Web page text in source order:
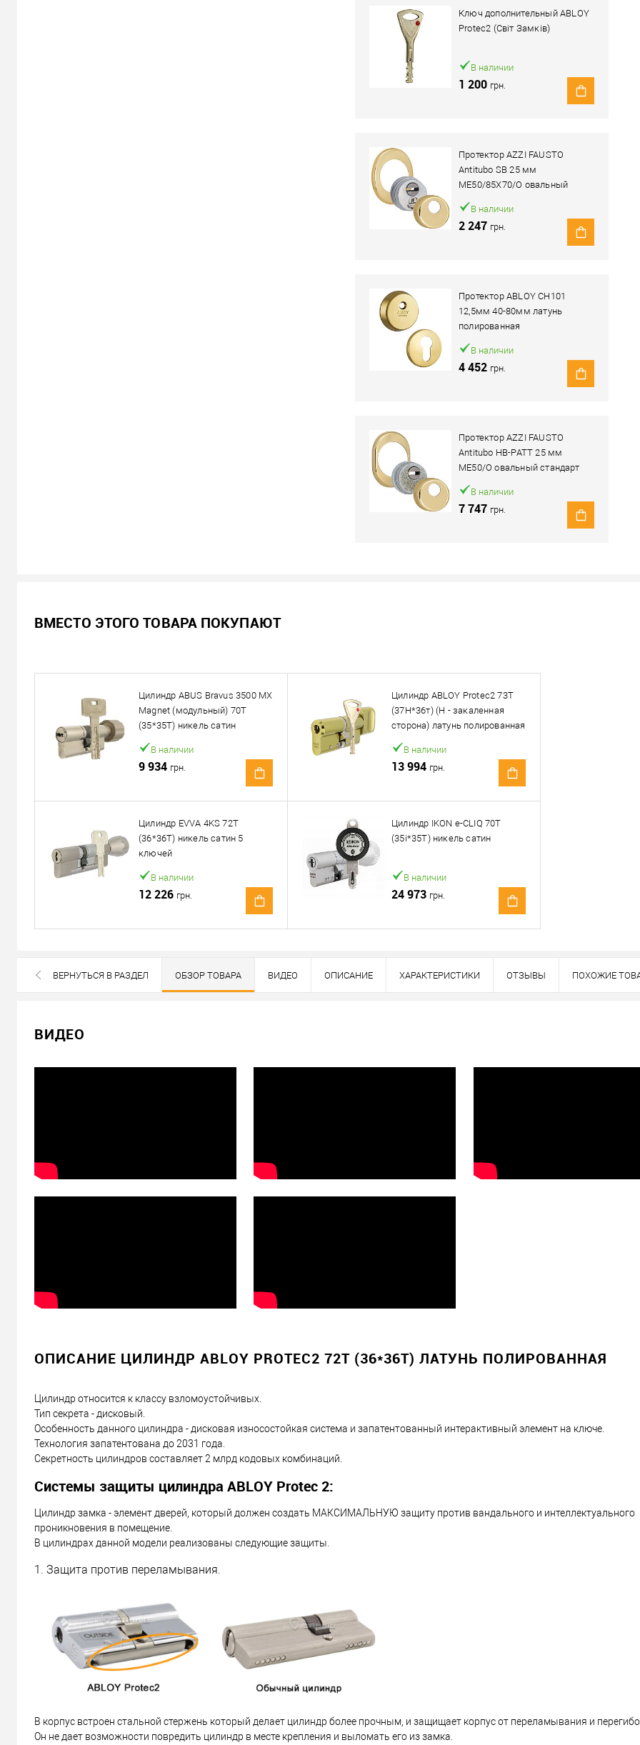
Ключ дополнительный ABLOY
Protec2 (Світ Замків)
В наличии
1 200 грн.
Протектор AZZI FAUSTO
Antitubo SB 25 мм
ME50/85X70/O овальный
широкий латунь
полированный
В наличии
2 247 грн.
Протектор ABLOY CH101
12,5мм 40-80мм латунь
полированная
В наличии
4 452 грн.
Протектор AZZI FAUSTO
Antitubo HB-PATT 25 мм
ME50/O овальный стандарт
латунь полированная
В наличии
7 747 грн.
Кол-во:
В корзину Купить в 1 клик
Можем установить этот товар. Подробности спрашивайте у менеджера.
Оплата
Доставка сердцевин от 4000 грн осуществляется бесплатно
«Новой Почтой» по Украине
Самовывоз
Минимальная сумма заказа 400 грн
Доставка наложенным платежом от 400 грн
ВМЕСТО ЭТОГО ТОВАРА ПОКУПАЮТ
Цилиндр ABUS Bravus 3500 MX
Magnet (модульный) 70T
(35*35T) никель сатин
В наличии
9 934 грн.
Цилиндр ABLOY Protec2 73T
(37H*36т) (H - закаленная
сторона) латунь полированная
В наличии
13 994 грн.
Цилиндр EVVA 4KS 72T
(36*36T) никель сатин 5
ключей
В наличии
12 226 грн.
Цилиндр IKON e-CLIQ 70T
(35i*35T) никель сатин
В наличии
24 973 грн.
ВЕРНУТЬСЯ В РАЗДЕЛ ОБЗОР ТОВАРА ВИДЕО ОПИСАНИЕ ХАРАКТЕРИСТИКИ ОТЗЫВЫ ПОХОЖИЕ
ВИДЕО
ОПИСАНИЕ ЦИЛИНДР ABLOY PROTEC2 72T (36*36T) ЛАТУНЬ ПОЛИРОВАННАЯ
Цилиндр относится к классу взломоустойчивых.
Тип секрета - дисковый.
Особенность данного цилиндра - дисковая износостойкая система и запатентованный интерактивный элемент на ключе.
Технология запатентована до 2031 года.
Секретность цилиндров составляет 2 млрд кодовых комбинаций.
Системы защиты цилиндра ABLOY Protec 2:
Цилиндр замка - элемент дверей, который должен создать МАКСИМАЛЬНУЮ защиту против вандального и интеллектуального
проникновения в помещение.
В цилиндрах данной модели реализованы следующие защиты.
1. Защита против переламывания.
В корпус встроен стальной стержень который делает цилиндр более прочным, и защищает корпус от переламывания и
Он не дает возможности повредить цилиндр в месте крепления и выломать его из замка.